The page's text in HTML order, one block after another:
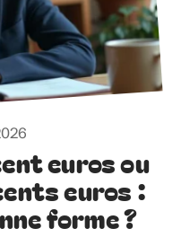
euros ou
euros :
forme ?